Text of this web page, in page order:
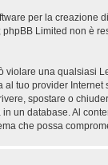
per la creazione
Limited non è
violare una qualsiasi
tuo provider Internet
spostare o
un database. Al
che possa